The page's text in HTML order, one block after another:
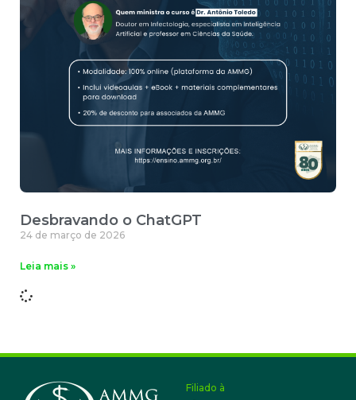
Desbravando o ChatGPT
24 de março de 2026
Leia mais »
Filiado à